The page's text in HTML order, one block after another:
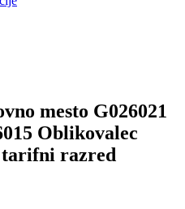
mesto G026021
Oblikovalec
razred